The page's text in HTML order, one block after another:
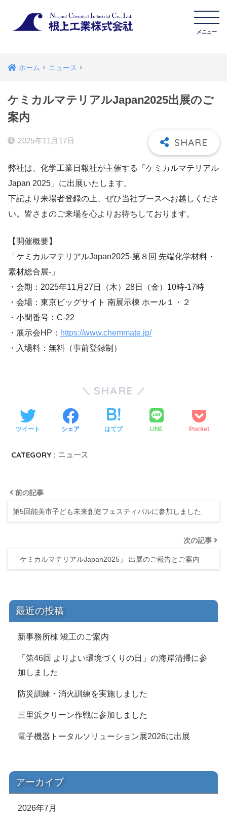
ホーム ニュース
ケミカルマテリアルJapan2025出展のご
案内
2025年11月17日
弊社は、化学工業日報社が主催する「ケミカルマテリアル
Japan 2025」に出展いたします。
下記より来場者登録の上、ぜひ当社ブースへお越しくださ
い。皆さまのご来場を心よりお待ちしております。
【開催概要】
「ケミカルマテリアルJapan2025‐第８回 先端化学材料・
素材総合展‐」
・会期：2025年11月27日（木）28日（金）10時‐17時
・会場：東京ビッグサイト 南展示棟 ホール１・２
・小間番号：C-22
・展示会HP： https://www.chemmate.jp/
・入場料：無料（事前登録制）
SHARE
ツイート シェア はてブ LINE Pocket
CATEGORY : ニュース
前の記事
第5回能美市子ども未来創造フェスティバルに参加しました
次の記事
「ケミカルマテリアルJapan2025」 出展のご報告とご案内
最近の投稿
新事務所棟 竣工のご案内
「第46回 よりよい環境づくりの日」の海岸清掃に参
加しました
防災訓練・消火訓練を実施しました
三里浜クリーン作戦に参加しました
電子機器トータルソリューション展2026に出展
アーカイブ
2026年7月